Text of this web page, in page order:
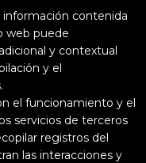
información contenida
web puede
y contextual
y el
el funcionamiento y el
servicios de terceros
registros del
las interacciones y